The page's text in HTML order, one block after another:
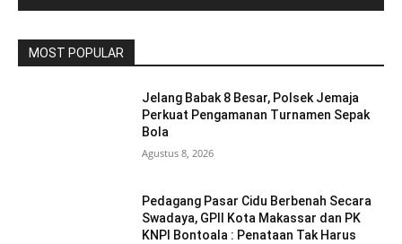
MOST POPULAR
Jelang Babak 8 Besar, Polsek Jemaja
Perkuat Pengamanan Turnamen Sepak
Bola
Agustus 8, 2026
Pedagang Pasar Cidu Berbenah Secara
Swadaya, GPII Kota Makassar dan PK
KNPI Bontoala : Penataan Tak Harus